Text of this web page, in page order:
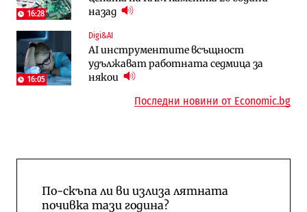
16:28
назад
16:05
Digi&AI
AI инструментите всъщност
удължават работната седмица за
някои
Пазарът на труда продължава да се
охлажда, а три сектора го дърпат
надолу
Интервю | Истинската иновация идва
от решаването на реални проблеми на
потребителите
Последни новини от Economic.bg
По-скъпа ли ви излиза лятната
почивка тази година?